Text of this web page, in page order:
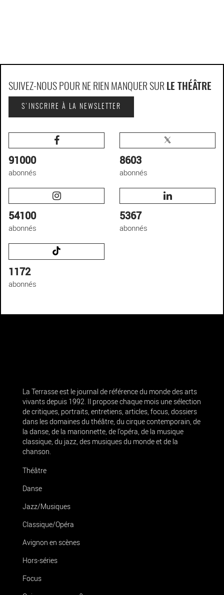
SUIVEZ-NOUS POUR NE RIEN MANQUER SUR LE THÉÂTRE
S'INSCRIRE À LA NEWSLETTER
91000
abonnés
8603
abonnés
54100
abonnés
5367
abonnés
1172
abonnés
La Terrasse est le journal de référence du monde des arts
vivants depuis 1992. Il propose chaque mois une sélection
de critiques, portraits, entretiens, articles, focus, dossiers
dans les domaines du théâtre, du cirque contemporain, de
la danse, de la marionnette, de l’opéra, de la musique
classique, du jazz, des musiques du monde et de la
chanson.
Théâtre
Danse
Jazz/Musiques
Classique/Opéra
Avignon en scènes
Hors-séries
Focus